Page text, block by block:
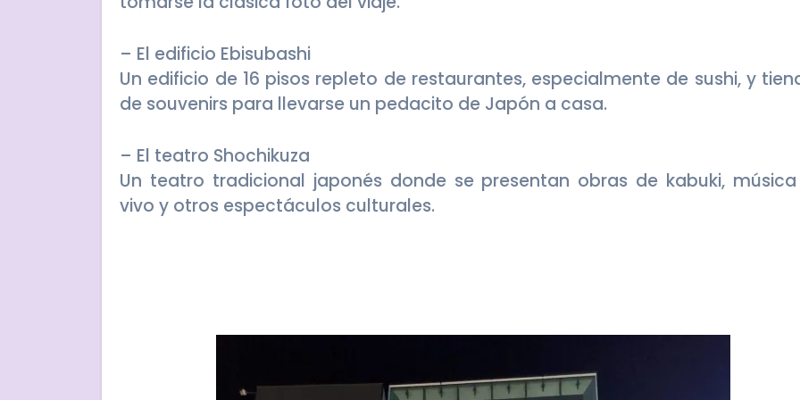
– El edificio Ebisubashi
Un edificio de 16 pisos repleto de restaurantes, especialmente de sushi, y
de souvenirs para llevarse un pedacito de Japón a casa.
– El teatro Shochikuza
Un teatro tradicional japonés donde se presentan obras de kabuki,
vivo y otros espectáculos culturales.